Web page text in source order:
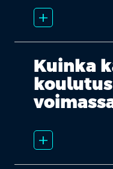
add_2
Kuinka
add_2